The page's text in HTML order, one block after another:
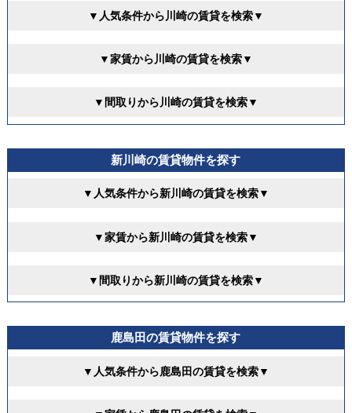
▼人気条件から川崎の賃貸を検索▼
▼家賃から川崎の賃貸を検索▼
▼間取りから川崎の賃貸を検索▼
新川崎の賃貸物件を探す
▼人気条件から新川崎の賃貸を検索▼
▼家賃から新川崎の賃貸を検索▼
▼間取りから新川崎の賃貸を検索▼
鹿島田の賃貸物件を探す
▼人気条件から鹿島田の賃貸を検索▼